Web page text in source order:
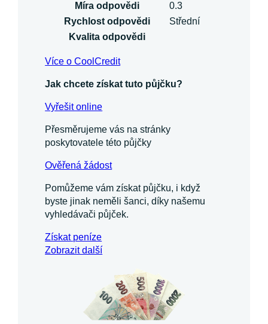
Míra odpovědi
0.3
Rychlost odpovědi
Střední
Kvalita odpovědi
Více o CoolCredit
Jak chcete získat tuto půjčku?
Vyřešit online
Přesměrujeme vás na stránky
poskytovatele této půjčky
Ověřená žádost
Pomůžeme vám získat půjčku, i když
byste jinak neměli šanci, díky našemu
vyhledávači půjček.
Získatpeníze
Zobrazit další